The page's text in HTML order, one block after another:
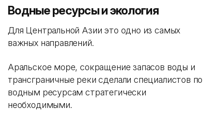
Водные ресурсы и экология
Для Центральной Азии это одно из самых
важных направлений.
Аральское море, сокращение запасов воды и
трансграничные реки сделали специалистов по
водным ресурсам стратегически
необходимыми.